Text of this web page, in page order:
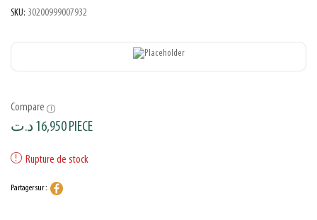
SKU: 30200999007932
Compare
16,950د.ت PIECE
Rupture de stock
Partager sur :